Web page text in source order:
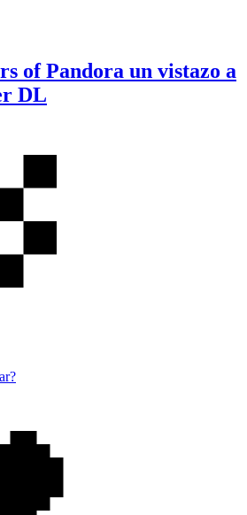
of Pandora un vistazo a
DL